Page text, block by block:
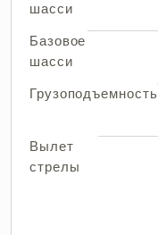
шасси
Базовое
шасси
Грузоподъемность
Вылет
стрелы